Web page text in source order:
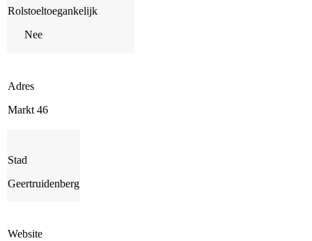
Rolstoeltoegankelijk
Nee
Adres
Markt 46
Stad
Geertruidenberg
Website